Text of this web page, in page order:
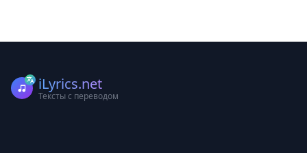
iLyrics.net
Тексты с переводом